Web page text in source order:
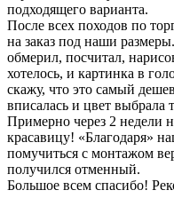
подходящего варианта.
После всех походов по
на заказ под наши
обмерил, посчитал,
хотелось, и картинка в
скажу, что это самый
вписалась и цвет выбрала
Примерно через 2 недели
красавицу! «Благодаря»
помучиться с монтажом
получился отменный.
Большое всем спасибо!